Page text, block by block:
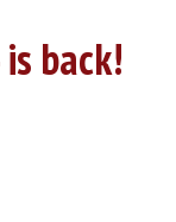
back!